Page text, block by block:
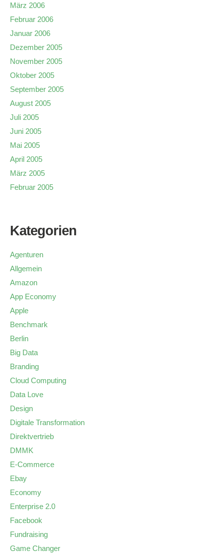
März 2006
Februar 2006
Januar 2006
Dezember 2005
November 2005
Oktober 2005
September 2005
August 2005
Juli 2005
Juni 2005
Mai 2005
April 2005
März 2005
Februar 2005
Kategorien
Agenturen
Allgemein
Amazon
App Economy
Apple
Benchmark
Berlin
Big Data
Branding
Cloud Computing
Data Love
Design
Digitale Transformation
Direktvertrieb
DMMK
E-Commerce
Ebay
Economy
Enterprise 2.0
Facebook
Fundraising
Game Changer